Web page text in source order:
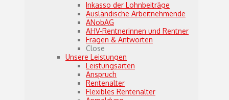
Inkasso der Lohnbeiträge
Ausländische Arbeitnehmende
ANobAG
AHV-Rentnerinnen und Rentner
Fragen & Antworten
Close
Unsere Leistungen
Leistungsarten
Anspruch
Rentenalter
Flexibles Rentenalter